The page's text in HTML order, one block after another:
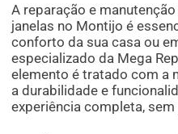
A reparação e
janelas no Montijo é
conforto da sua casa ou
especializado da Mega
elemento é tratado com a
a durabilidade e
experiência completa,